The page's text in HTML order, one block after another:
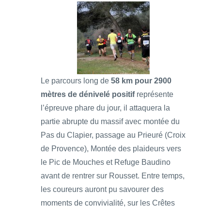
Le parcours long de 58 km pour 2900
mètres de dénivelé positifreprésente
l’épreuve phare du jour, il attaquera la
partie abrupte du massif avec montée du
Pas du Clapier, passage au Prieuré (Croix
de Provence), Montée des plaideurs vers
le Pic de Mouches et Refuge Baudino
avant de rentrer sur Rousset. Entre temps,
les coureurs auront pu savourer des
moments de convivialité, sur les Crêtes